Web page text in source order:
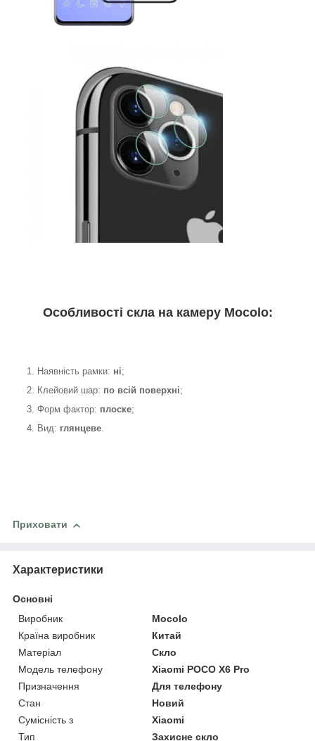
Особливості скла на камеру Mocolo:
1. Наявність рамки: ні;
2. Клейовий шар: по всій поверхні;
3. Форм фактор: плоске;
4. Вид: глянцеве.
Приховати
Характеристики
Основні
Виробник
Mocolo
Країна виробник
Китай
Матеріал
Скло
Модель телефону
Xiaomi POCO X6 Pro
Призначення
Для телефону
Стан
Новий
Сумісність з
Xiaomi
Тип
Захисне скло